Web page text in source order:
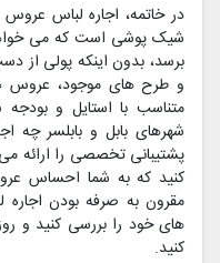
در خاتمه، اجاره لباس
شیک پوشی است که می
برسد، بدون اینکه پولی از
و طرح های موجود، عروس
متناسب با استایل و
شهرهای بابل و بابلسر چه
پشتیبانی تخصصی را ارائه
کنید که به شما احساس
مقرون به صرفه بودن اجاره
های خود را بررسی کنید و
کنید.